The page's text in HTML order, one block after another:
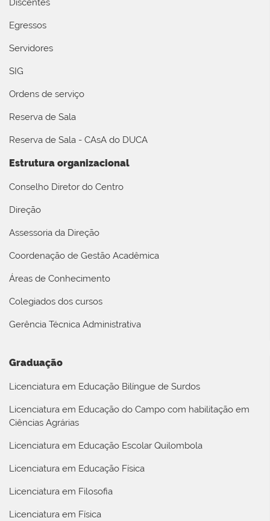
Egressos
Servidores
SIG
Ordens de serviço
Reserva de Sala
Reserva de Sala - CAsA do DUCA
Estrutura organizacional
Conselho Diretor do Centro
Direção
Assessoria da Direção
Coordenação de Gestão Acadêmica
Áreas de Conhecimento
Colegiados dos cursos
Gerência Técnica Administrativa
Graduação
Licenciatura em Educação Bilíngue de Surdos
Licenciatura em Educação do Campo com habilitação em
Ciências Agrárias
Licenciatura em Educação Escolar Quilombola
Licenciatura em Educação Física
Licenciatura em Filosofia
Licenciatura em Física